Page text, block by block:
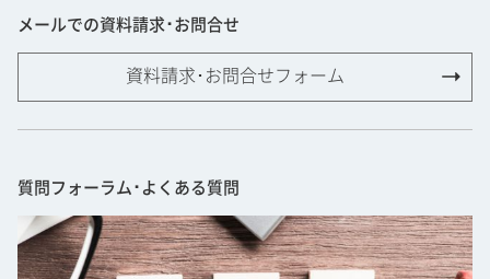
メールでの資料請求･お問合せ
資料請求･お問合せフォーム
質問フォーラム･よくある質問